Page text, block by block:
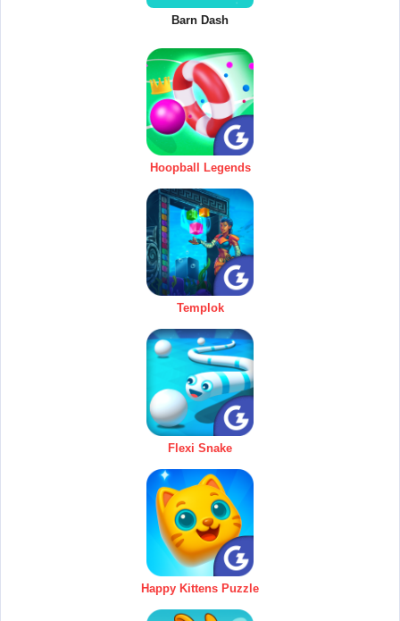
Barn Dash
Hoopball Legends
Templok
Flexi Snake
Happy Kittens Puzzle